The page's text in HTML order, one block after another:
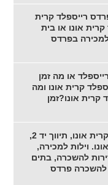
רייספלד קרית
אונו או בית
בפרדס
או מה זמן
קרית אונו ומה
אונו?זמן
עבודה עם מתווכים פרדס רייספלד, קרית אונו, תיווך יד 2,
וילות למכירה,
להשכרה, בתים
להשכרה פרדס